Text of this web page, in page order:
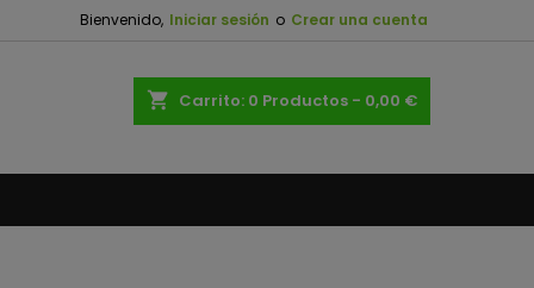
Bienvenido, Iniciar sesión o Crear una cuenta
shopping_cart Carrito: 0 Productos - 0,00 €